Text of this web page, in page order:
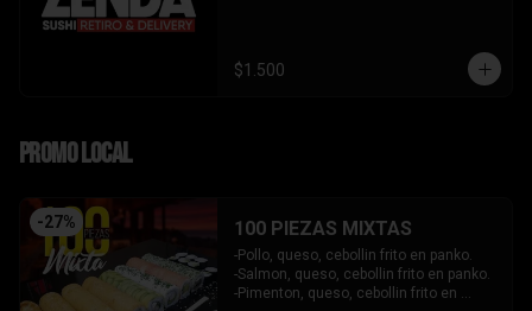
$1.500
PROMO LOCAL
-27% 100 PIEZAS MIXTAS
-Pollo, queso, cebollin frito en panko.
-Salmon, queso, cebollin frito en panko.
-Pimenton, queso, cebollin frito en